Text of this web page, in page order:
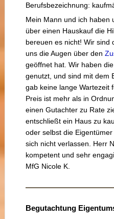
Berufsbezeichnung:
Mein Mann und ich haben
über einen Hauskauf die
bereuen es nicht! Wir sind
uns die Augen über den
geöffnet hat. Wir haben
genutzt, und sind mit dem
gab keine lange Wartezeit
Preis ist mehr als in
einen Gutachter zu Rate
entschließt ein Haus zu
oder selbst die
sich nicht verlassen. Herr
kompetent und sehr
MfG Nicole K.
Begutachtung